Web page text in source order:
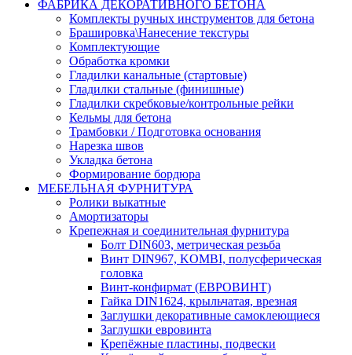
ФАБРИКА ДЕКОРАТИВНОГО БЕТОНА
Комплекты ручных инструментов для бетона
Брашировка\Нанесение текстуры
Комплектующие
Обработка кромки
Гладилки канальные (стартовые)
Гладилки стальные (финишные)
Гладилки скребковые/контрольные рейки
Кельмы для бетона
Трамбовки / Подготовка основания
Нарезка швов
Укладка бетона
Формирование бордюра
МЕБЕЛЬНАЯ ФУРНИТУРА
Ролики выкатные
Амортизаторы
Крепежная и соединительная фурнитура
Болт DIN603, метрическая резьба
Винт DIN967, KOMBI, полусферическая
головка
Винт-конфирмат (ЕВРОВИНТ)
Гайка DIN1624, крыльчатая, врезная
Заглушки декоративные самоклеющиеся
Заглушки евровинта
Крепёжные пластины, подвески